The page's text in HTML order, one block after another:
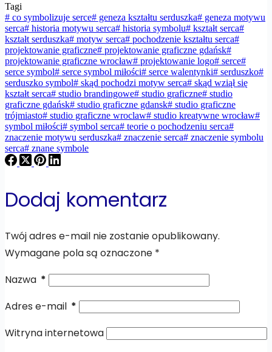
Tagi
# co symbolizuje serce# geneza kształtu serduszka# geneza motywu
serca# historia motywu serca# historia symbolu# kształt serca#
kształt serduszka# motyw serca# pochodzenie kształtu serca#
projektowanie graficzne# projektowanie graficzne gdańsk#
projektowanie graficzne wrocław# projektowanie logo# serce#
serce symbol# serce symbol miłości# serce walentynki# serduszko#
serduszko symbol# skąd pochodzi motyw serca# skąd wziął się
kształt serca# studio brandingowe# studio graficzne# studio
graficzne gdańsk# studio graficzne gdansk# studio graficzne
trójmiasto# studio graficzne wroclaw# studio kreatywne wrocław#
symbol miłości# symbol serca# teorie o pochodzeniu serca#
znaczenie motywu serduszka# znaczenie serca# znaczenie symbolu
serca# znane symbole
Dodaj komentarz
Twój adres e-mail nie zostanie opublikowany.
Wymagane pola są oznaczone *
Nazwa *
Adres e-mail *
Witryna internetowa